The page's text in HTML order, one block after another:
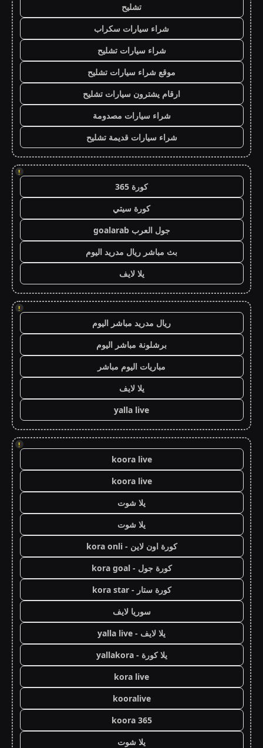
تشليح
شراء سيارات سكراب
شراء سيارات تشليح
موقع شراء سيارات تشليح
ارقام يشترون سيارات تشليح
شراء سيارات مصدومة
شراء سيارات قديمة تشليح
!
كورة 365
كورة سيتي
جول العرب goalarab
بث مباشر ريال مدريد اليوم
يلا لايف
!
ريال مدريد مباشر اليوم
برشلونة مباشر اليوم
مباريات اليوم مباشر
يلا لايف
yalla live
!
koora live
koora live
يلا شوت
يلا شوت
كورة اون لاين - kora onli
كورة جول - kora goal
كورة ستار - kora star
سوريا لايف
يلا لايف - yalla live
يلا كورة - yallakora
kora live
kooralive
koora 365
يلا شوت